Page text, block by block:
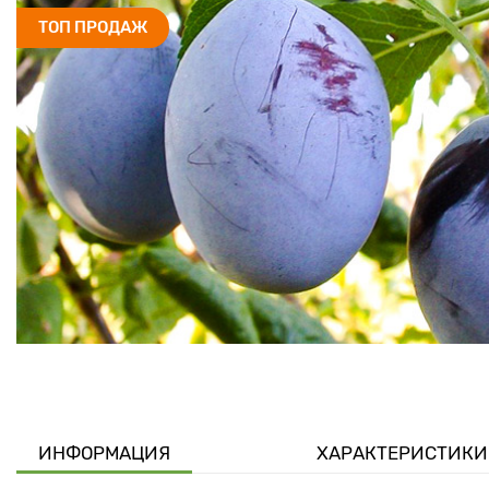
ТОП ПРОДАЖ
ИНФОРМАЦИЯ ХАРАКТЕРИСТИКИ